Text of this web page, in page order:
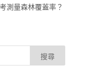
測量森林覆蓋率？